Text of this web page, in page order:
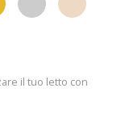
il tuo letto con